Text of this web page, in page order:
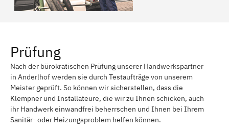
Prüfung
Nach der bürokratischen Prüfung unserer Handwerkspartner
in Anderlhof werden sie durch Testaufträge von unserem
Meister geprüft. So können wir sicherstellen, dass die
Klempner und Installateure, die wir zu Ihnen schicken, auch
ihr Handwerk einwandfrei beherrschen und Ihnen bei Ihrem
Sanitär- oder Heizungsproblem helfen können.